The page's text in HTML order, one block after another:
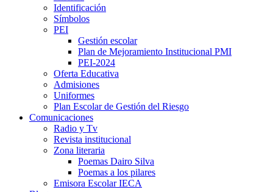
Identificación
Símbolos
PEI
Gestión escolar
Plan de Mejoramiento Institucional PMI
PEI-2024
Oferta Educativa
Admisiones
Uniformes
Plan Escolar de Gestión del Riesgo
Comunicaciones
Radio y Tv
Revista institucional
Zona literaria
Poemas Dairo Silva
Poemas a los pilares
Emisora Escolar IECA